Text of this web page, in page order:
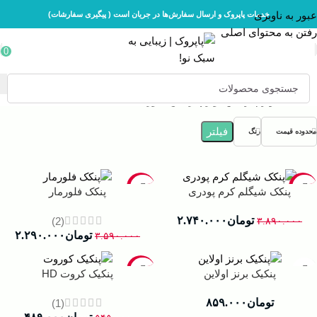
عبور به ناوبری
رفتن به محتوای اصلی
خدمات پاپروک و ارسال سفارش‌ها در جریان است ( پیگیری سفارشات)
0
خانه لوازم آرایش لوازم آرایش صورت
محدوده قیمت رنگ فیلتر
-30% پنکک شیگلم کرم پودری
۳.۸۹۰.۰۰۰ تومان ۲.۷۴۰.۰۰۰
-36% پنکک فلورمار
(2)
۳.۵۹۰.۰۰۰ تومان ۲.۲۹۰.۰۰۰
پنکیک برنز اولاین
تومان ۸۵۹.۰۰۰
پنکیک کروت HD
(1)